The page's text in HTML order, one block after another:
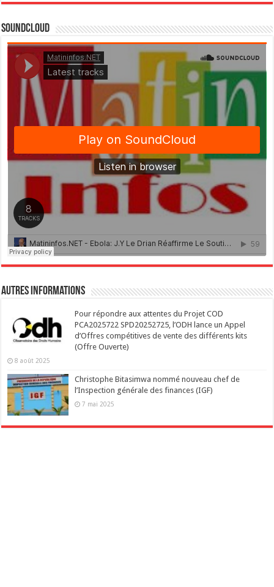
SoundCloud
Autres Informations
Pour répondre aux attentes du Projet COD
PCA2025722 SPD20252725, l’ODH lance un Appel
d’Offres compétitives de vente des différents kits
(Offre Ouverte)
8 août 2025
Christophe Bitasimwa nommé nouveau chef de
l’Inspection générale des finances (IGF)
7 mai 2025